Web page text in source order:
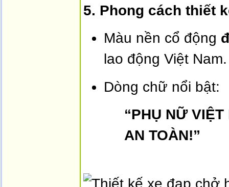
5. Phong cách thiết
Màu nền cổ động
lao động Việt Nam.
Dòng chữ nổi bật:
“PHỤ NỮ
AN TOÀN!”